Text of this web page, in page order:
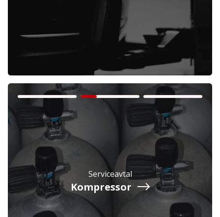
Företag Exkl. moms
Privatperson Inkl. moms
Serviceavtal
Kompressor